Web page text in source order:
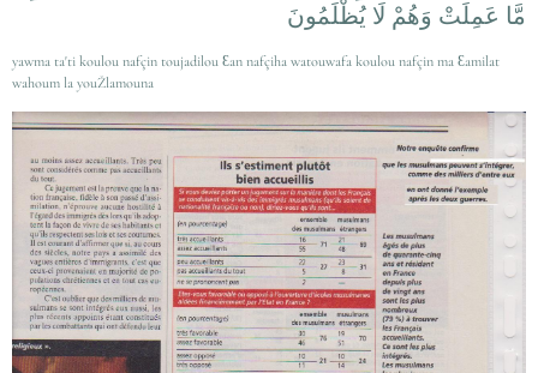
مَّا عَمِلَتْ وَهُمْ لَا يُظْلَمُونَ
yawma ta'ti koulou nafçin toujadilou Ɛan nafçiha watouwafa koulou nafçin ma Ɛamilat
wahoum la youŽlamouna